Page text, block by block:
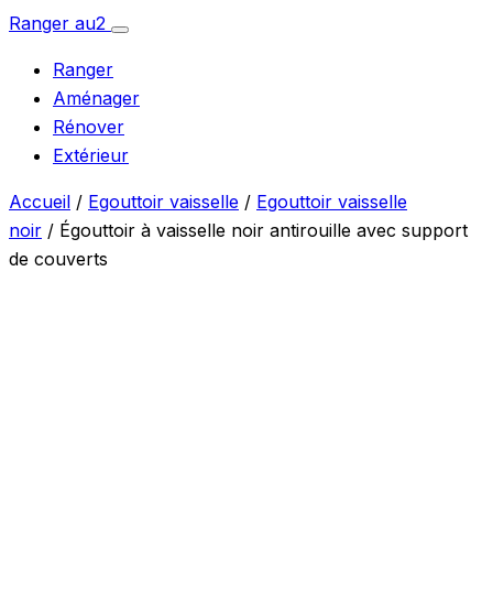
Aller
contenu
Ranger au2
Ouvrir
Ranger
Aménager
Rénover
Extérieur
Accueil / Egouttoir vaisselle / Egouttoir vaisselle
noir / Égouttoir à vaisselle noir antirouille avec support
de couverts